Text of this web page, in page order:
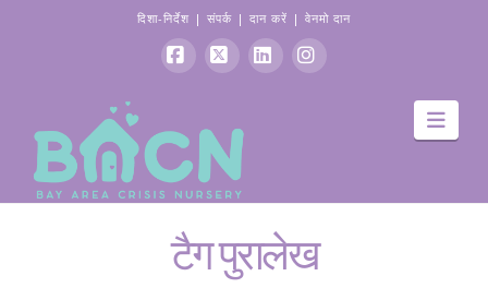
दिशा-निर्देश | संपर्क| दान करें | वेनमो दान
टैग पुरालेख